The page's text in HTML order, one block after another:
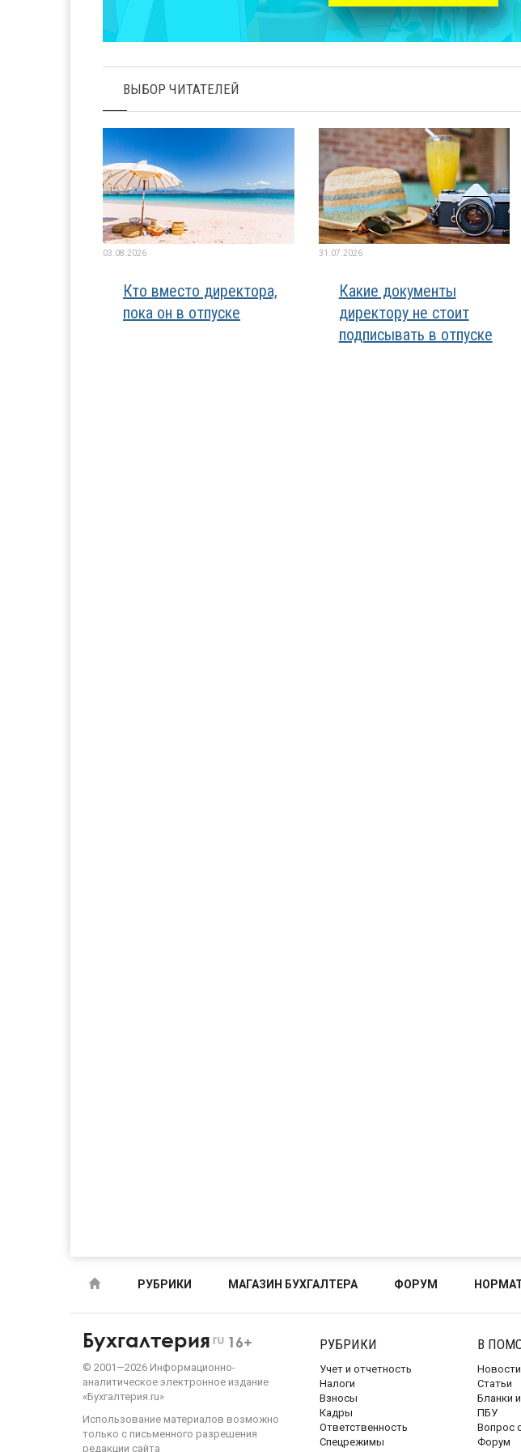
ВЫБОР ЧИТАТЕЛЕЙ
03.08.2026
Кто вместо директора,
пока он в отпуске
31.07.2026
Какие документы
директору не стоит
подписывать в отпуске
РУБРИКИ МАГАЗИН БУХГАЛТЕРА ФОРУМ
Бухгалтерия ru 16+
© 2001—2026 Информационно-
аналитическое электронное издание
«Бухгалтерия.ru»
Использование материалов возможно
только с письменного разрешения
редакции сайта
РУБРИКИ
Учет и отчетность
Налоги
Взносы
Кадры
Ответственность
Спецрежимы
В
Новости
Статьи
Бланки
ПБУ
Вопрос
Форум